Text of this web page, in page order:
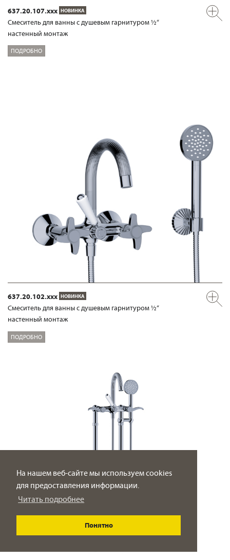
На нашем веб-сайте мы используем cookies
для предоставления информации.
Читать подробнее
Понятно
637.20.107.xxx НОВИНКА
Смеситель для ванны с душевым гарнитуром ½“
настенный монтаж
ПОДРОБНО
637.20.102.xxx НОВИНКА
Смеситель для ванны с душевым гарнитуром ½“
настенный монтаж
ПОДРОБНО